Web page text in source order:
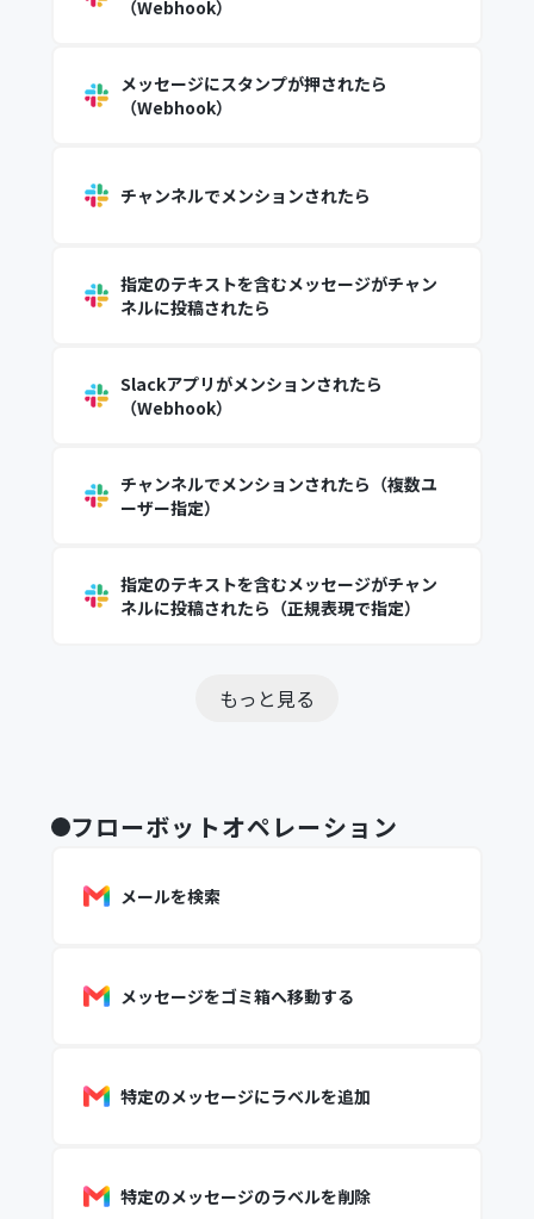
（Webhook）
メッセージにスタンプが押されたら
（Webhook）
チャンネルでメンションされたら
指定のテキストを含むメッセージがチャン
ネルに投稿されたら
Slackアプリがメンションされたら
（Webhook）
チャンネルでメンションされたら（複数ユ
ーザー指定）
指定のテキストを含むメッセージがチャン
ネルに投稿されたら（正規表現で指定）
もっと見る
フローボットオペレーション
メールを検索
メッセージをゴミ箱へ移動する
特定のメッセージにラベルを追加
特定のメッセージのラベルを削除